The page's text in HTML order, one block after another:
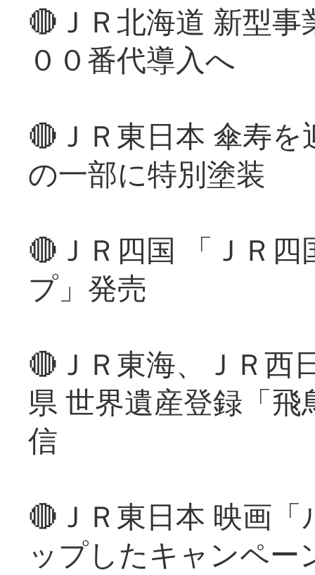
🔴ＪＲ北海道 新型
００番代導入へ
🔴ＪＲ東日本 傘寿
の一部に特別塗装
🔴ＪＲ四国 「ＪＲ
プ」発売
🔴ＪＲ東海、ＪＲ西
県 世界遺産登録「
信
🔴ＪＲ東日本 映画
ップしたキャンペー